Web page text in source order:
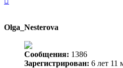
Olga_Nesterova
Сообщения: 1386
Зарегистрирован: 6 лет 11